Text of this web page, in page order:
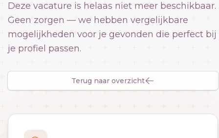
Deze vacature is helaas niet meer beschikbaar.
Geen zorgen — we hebben vergelijkbare
mogelijkheden voor je gevonden die perfect bij
je profiel passen.
Terug naar overzicht